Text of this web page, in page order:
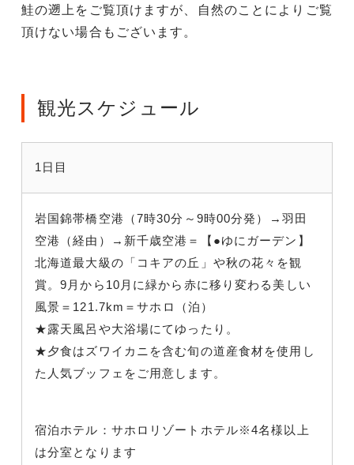
鮭の遡上をご覧頂けますが、自然のことによりご覧
頂けない場合もございます。
観光スケジュール
1日目
岩国錦帯橋空港（7時30分～9時00分発）→羽田
空港（経由）→新千歳空港＝【●ゆにガーデン】
北海道最大級の「コキアの丘」や秋の花々を観
賞。9月から10月に緑から赤に移り変わる美しい
風景＝121.7km＝サホロ（泊）
★露天風呂や大浴場にてゆったり。
★夕食はズワイカニを含む旬の道産食材を使用し
た人気ブッフェをご用意します。
宿泊ホテル：サホロリゾートホテル※4名様以上
は分室となります